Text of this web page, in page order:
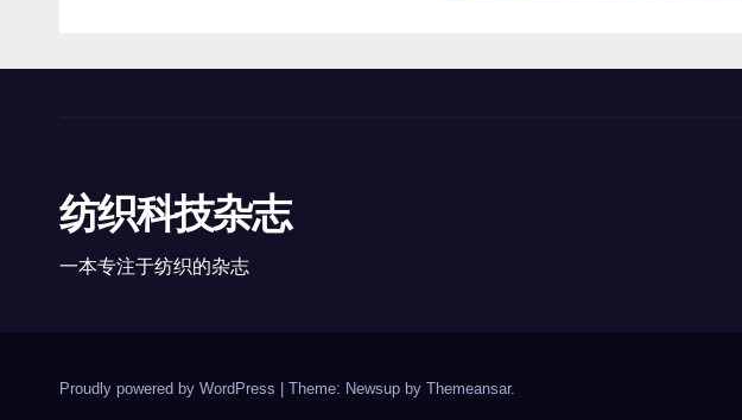
纺织科技杂志
一本专注于纺织的杂志
Proudly powered by WordPress Theme: Newsup by Themeansar.